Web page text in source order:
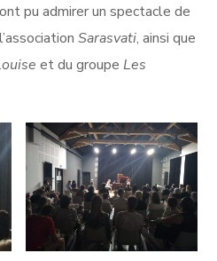
pu admirer un spectacle de
Sarasvati, ainsi que
et du groupe Les